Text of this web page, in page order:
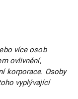
více osob
ovlivnění,
korporace. Osoby
vyplývající